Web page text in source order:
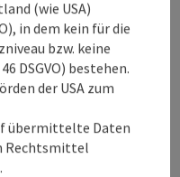
vorschlagen
(wie USA)
in dem kein für die
bzw. keine
DSGVO) bestehen.
der USA zum
übermittelte Daten
Rechtsmittel